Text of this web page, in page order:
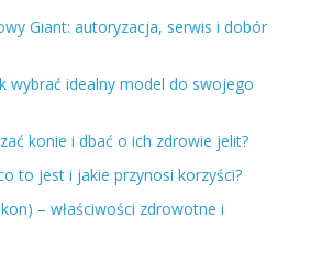
Giant: autoryzacja, serwis i dobór
wybrać idealny model do swojego
konie i dbać o ich zdrowie jelit?
to jest i jakie przynosi korzyści?
– właściwości zdrowotne i